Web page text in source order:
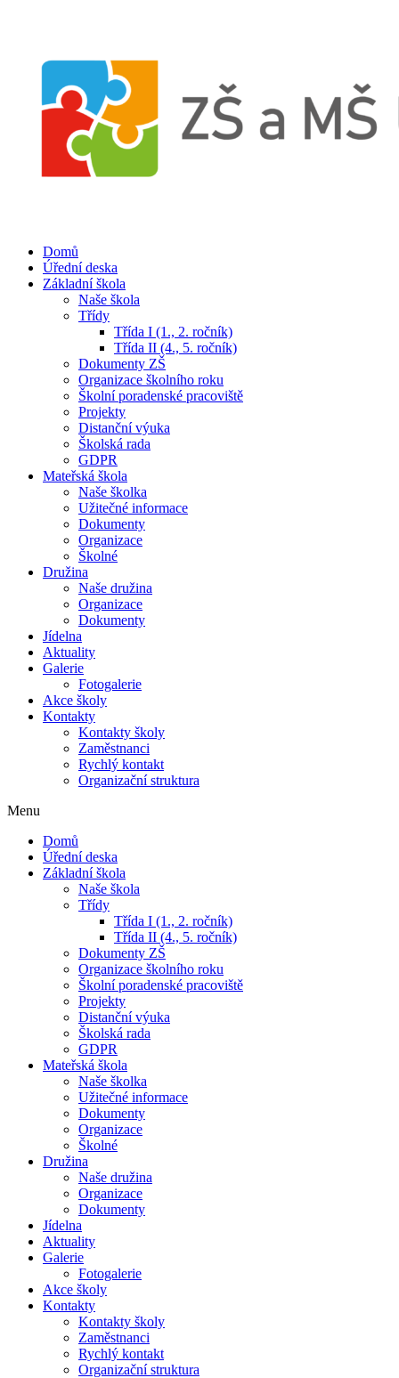
Domů
Úřední deska
Základní škola
Naše škola
Třídy
Třída I (1., 2. ročník)
Třída II (4., 5. ročník)
Dokumenty ZŠ
Organizace školního roku
Školní poradenské pracoviště
Projekty
Distanční výuka
Školská rada
GDPR
Mateřská škola
Naše školka
Užitečné informace
Dokumenty
Organizace
Školné
Družina
Naše družina
Organizace
Dokumenty
Jídelna
Aktuality
Galerie
Fotogalerie
Akce školy
Kontakty
Kontakty školy
Zaměstnanci
Rychlý kontakt
Organizační struktura
Menu
Domů
Úřední deska
Základní škola
Naše škola
Třídy
Třída I (1., 2. ročník)
Třída II (4., 5. ročník)
Dokumenty ZŠ
Organizace školního roku
Školní poradenské pracoviště
Projekty
Distanční výuka
Školská rada
GDPR
Mateřská škola
Naše školka
Užitečné informace
Dokumenty
Organizace
Školné
Družina
Naše družina
Organizace
Dokumenty
Jídelna
Aktuality
Galerie
Fotogalerie
Akce školy
Kontakty
Kontakty školy
Zaměstnanci
Rychlý kontakt
Organizační struktura